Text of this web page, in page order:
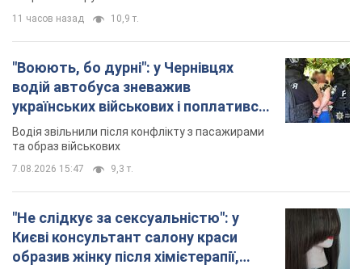
"Не слідкує за сексуальністю": у
Києві консультант салону краси
образив жінку після хімієтерапії,
розгорівся скандал. Фото
зовнішності жінки, сказавши, що вона носить
"чоловічу стрижку"
8 часов назад 16,9 т.